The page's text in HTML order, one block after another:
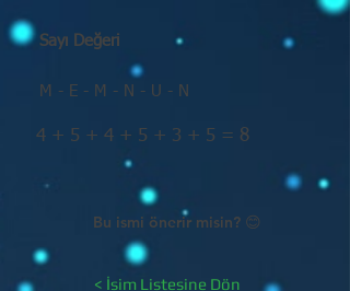
Sayı Değeri
M - E - M - N - U - N
4 + 5 + 4 + 5 + 3 + 5 = 8
Bu ismi önerir misin? 😊
< İsim Listesine Dön